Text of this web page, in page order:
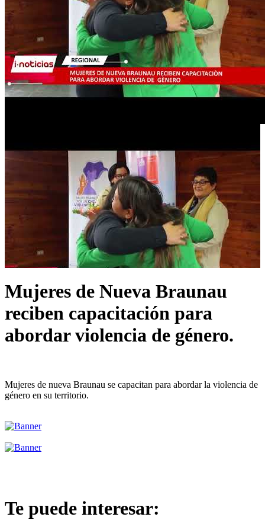
Mujeres de Nueva Braunau
reciben capacitación para
abordar violencia de género.
Mujeres de nueva Braunau se capacitan para abordar la violencia de
género en su territorio.
Te puede interesar: